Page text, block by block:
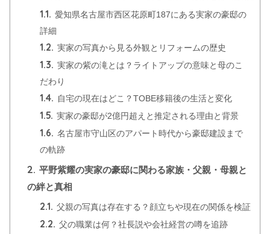
1.1. 愛知県名古屋市西区花原町187にある実家の豪邸の
詳細
1.2. 実家の写真から見る外観とリフォームの歴史
1.3. 実家の紫の滝とは？ライトアップの意味と母のこ
だわり
1.4. 自宅の現在はどこ？TOBE移籍後の生活と変化
1.5. 実家の豪邸が2億円超えと推定される理由と背景
1.6. 名古屋市守山区のアパート時代から豪邸建設まで
の軌跡
2. 平野紫耀の実家の豪邸に関わる家族・父親・母親と
の絆と真相
2.1. 父親の写真は存在する？顔立ちや現在の関係を検証
2.2. 父の職業は何？社長説や会社経営の噂を追跡